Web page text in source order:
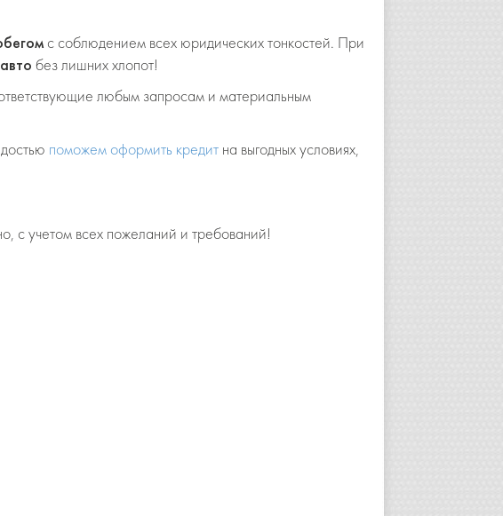
с соблюдением всех юридических тонкостей. При
без лишних хлопот!
любым запросам и материальным
поможем оформить кредит на выгодных условиях,
с учетом всех пожеланий и требований!